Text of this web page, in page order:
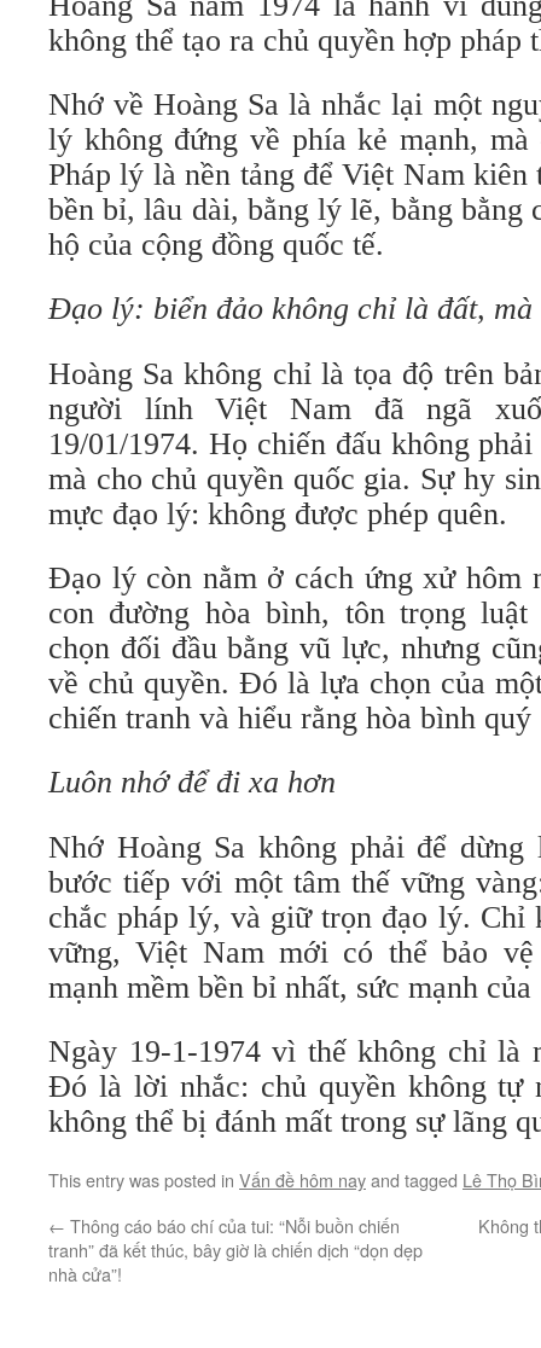
không thể tạo ra chủ quyền hợp pháp
Nhớ về Hoàng Sa là nhắc lại một
lý không đứng về phía kẻ mạnh,
Pháp lý là nền tảng để Việt Nam
bền bỉ, lâu dài, bằng lý lẽ, bằng bằng
hộ của cộng đồng quốc tế.
Đạo lý: biển đảo không chỉ là đất, mà
Hoàng Sa không chỉ là tọa độ trên
người lính Việt Nam đã ngã
19/01/1974. Họ chiến đấu không
mà cho chủ quyền quốc gia. Sự hy
mực đạo lý: không được phép quên.
Đạo lý còn nằm ở cách ứng xử hôm
con đường hòa bình, tôn trọng luật
chọn đối đầu bằng vũ lực, nhưng
về chủ quyền. Đó là lựa chọn của
chiến tranh và hiểu rằng hòa bình
Luôn nhớ để đi xa hơn
Nhớ Hoàng Sa không phải để
bước tiếp với một tâm thế vững
chắc pháp lý, và giữ trọn đạo lý. Chỉ
vững, Việt Nam mới có thể bảo vệ
mạnh mềm bền bỉ nhất, sức mạnh
Ngày 19-1-1974 vì thế không chỉ là
Đó là lời nhắc: chủ quyền không tự
không thể bị đánh mất trong sự lãng
This entry was posted in Vấn đề hôm nayand tagged Lê Thọ
← Thông cáo báo chí của tui: “Nỗi buồn chiến
tranh” đã kết thúc, bây giờ là chiến dịch “dọn dẹp
nhà cửa”!
Không